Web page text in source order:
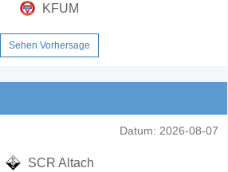
KFUM
Sehen Vorhersage
Datum: 2026-08-07
SCR Altach